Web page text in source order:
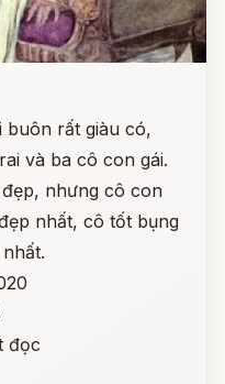
buôn rất giàu có,
và ba cô con gái.
nhưng cô con
nhất, cô tốt bụng
đọc